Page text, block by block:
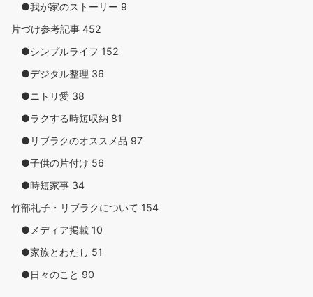
●我が家のストーリー 9
片づけ参考記事 452
●シンプルライフ 152
●デジタル整理 36
●ニトリ愛 38
●ラクする時短収納 81
●リブラクのオススメ品 97
●子供の片付け 56
●時短家事 34
竹部礼子・リブラクについて 154
●メディア掲載 10
●家族とわたし 51
●日々のこと 90